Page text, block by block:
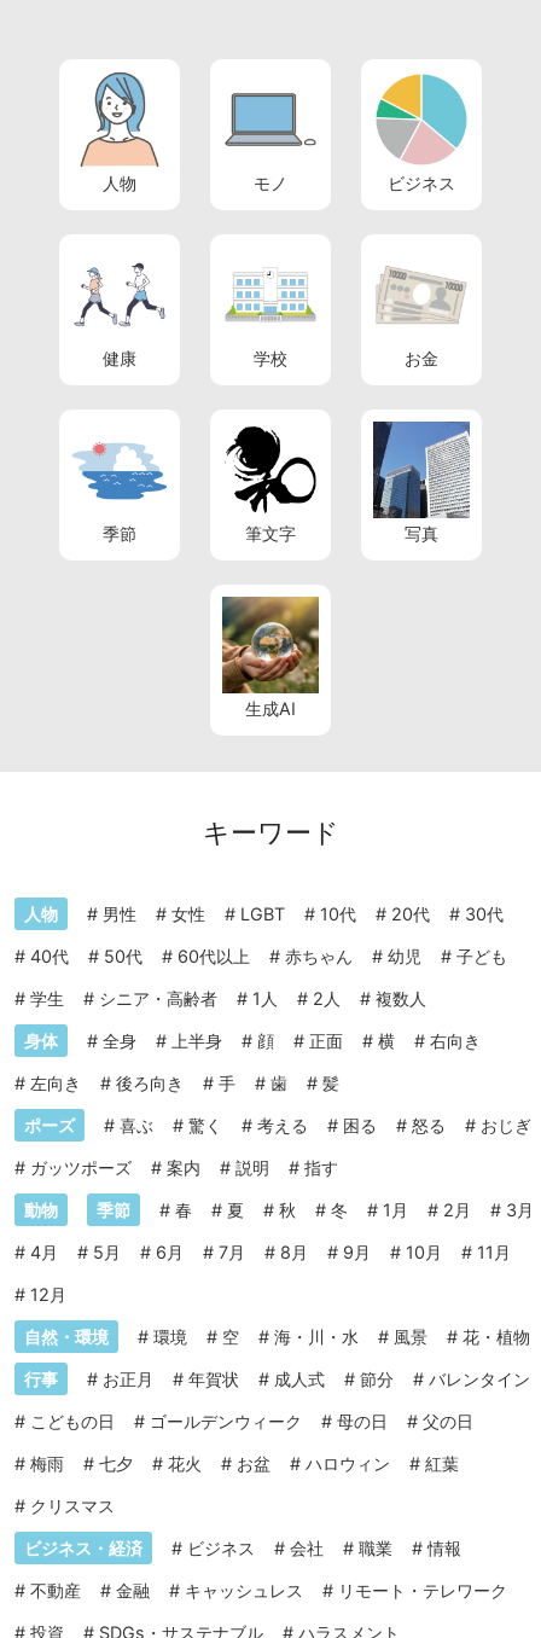
人物 モノ ビジネス
健康 学校 お金
季節 筆文字 写真
生成AI
キーワード
人物 # 男性 # 女性 # LGBT # 10代 # 20代 # 30代
# 40代 # 50代 # 60代以上 # 赤ちゃん # 幼児 # 子ども
# 学生 # シニア・高齢者 # 1人 # 2人 # 複数人
身体 # 全身 # 上半身 # 顔 # 正面 # 横 # 右向き
# 左向き # 後ろ向き # 手 # 歯 # 髪
ポーズ # 喜ぶ # 驚く # 考える # 困る # 怒る # おじぎ
# ガッツポーズ # 案内 # 説明 # 指す
動物 季節 # 春 # 夏 # 秋 # 冬 # 1月 # 2月 # 3月
# 4月 # 5月 # 6月 # 7月 # 8月 # 9月 # 10月 # 11月
# 12月
自然・環境 # 環境 # 空 # 海・川・水 # 風景 # 花・植物
行事 # お正月 # 年賀状 # 成人式 # 節分 # バレンタイン
# こどもの日 # ゴールデンウィーク # 母の日 # 父の日
# 梅雨 # 七夕 # 花火 # お盆 # ハロウィン # 紅葉
# クリスマス
ビジネス・経済 # ビジネス # 会社 # 職業 #情報
# 不動産 # 金融 # キャッシュレス # リモート・テレワーク
# 投資 # SDGs・サステナブル # ハラスメント